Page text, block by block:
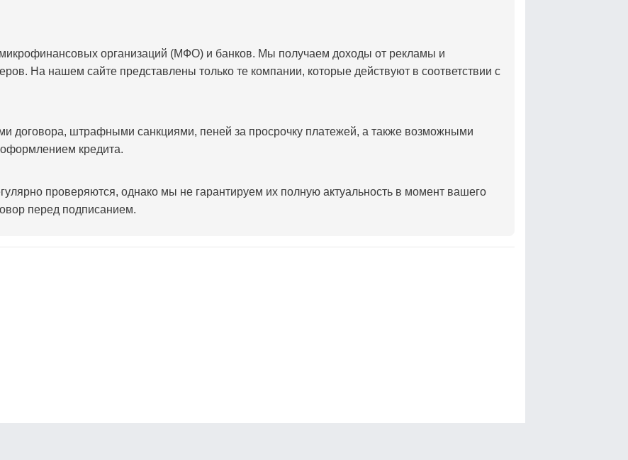
организаций (МФО) и банков. Мы получаем доходы от рекламы и
На нашем сайте представлены только те компании, которые действуют в соответствии с
договора, штрафными санкциями, пеней за просрочку платежей, а также возможными
кредита.
проверяются, однако мы не гарантируем их полную актуальность в момент вашего
перед подписанием.